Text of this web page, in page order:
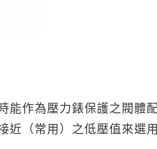
作為壓力錶保護之閥體
（常用）之低壓值來選